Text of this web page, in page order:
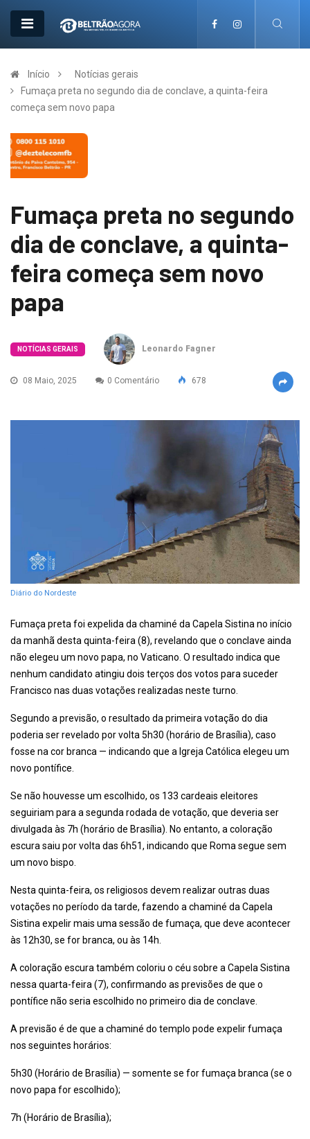
Início
Notícias gerais
Fumaça preta no segundo dia de conclave, a quinta-feira
começa sem novo papa
Fumaça preta no segundo
dia de conclave, a quinta-
feira começa sem novo
papa
NOTÍCIAS GERAIS Leonardo Fagner
08 Maio, 2025 0 Comentário 678
Diário do Nordeste
Fumaça preta foi expelida da chaminé da Capela Sistina no início
da manhã desta quinta-feira (8), revelando que o conclave ainda
não elegeu um novo papa, no Vaticano. O resultado indica que
nenhum candidato atingiu dois terços dos votos para suceder
Francisco nas duas votações realizadas neste turno.
Segundo a previsão, o resultado da primeira votação do dia
poderia ser revelado por volta 5h30 (horário de Brasília), caso
fosse na cor branca — indicando que a Igreja Católica elegeu um
novo pontífice.
Se não houvesse um escolhido, os 133 cardeais eleitores
seguiriam para a segunda rodada de votação, que deveria ser
divulgada às 7h (horário de Brasília). No entanto, a coloração
escura saiu por volta das 6h51, indicando que Roma segue sem
um novo bispo.
Nesta quinta-feira, os religiosos devem realizar outras duas
votações no período da tarde, fazendo a chaminé da Capela
Sistina expelir mais uma sessão de fumaça, que deve acontecer
às 12h30, se for branca, ou às 14h.
A coloração escura também coloriu o céu sobre a Capela Sistina
nessa quarta-feira (7), confirmando as previsões de que o
pontífice não seria escolhido no primeiro dia de conclave.
A previsão é de que a chaminé do templo pode expelir fumaça
nos seguintes horários:
5h30 (Horário de Brasília) — somente se for fumaça branca (se o
novo papa for escolhido);
7h (Horário de Brasília);